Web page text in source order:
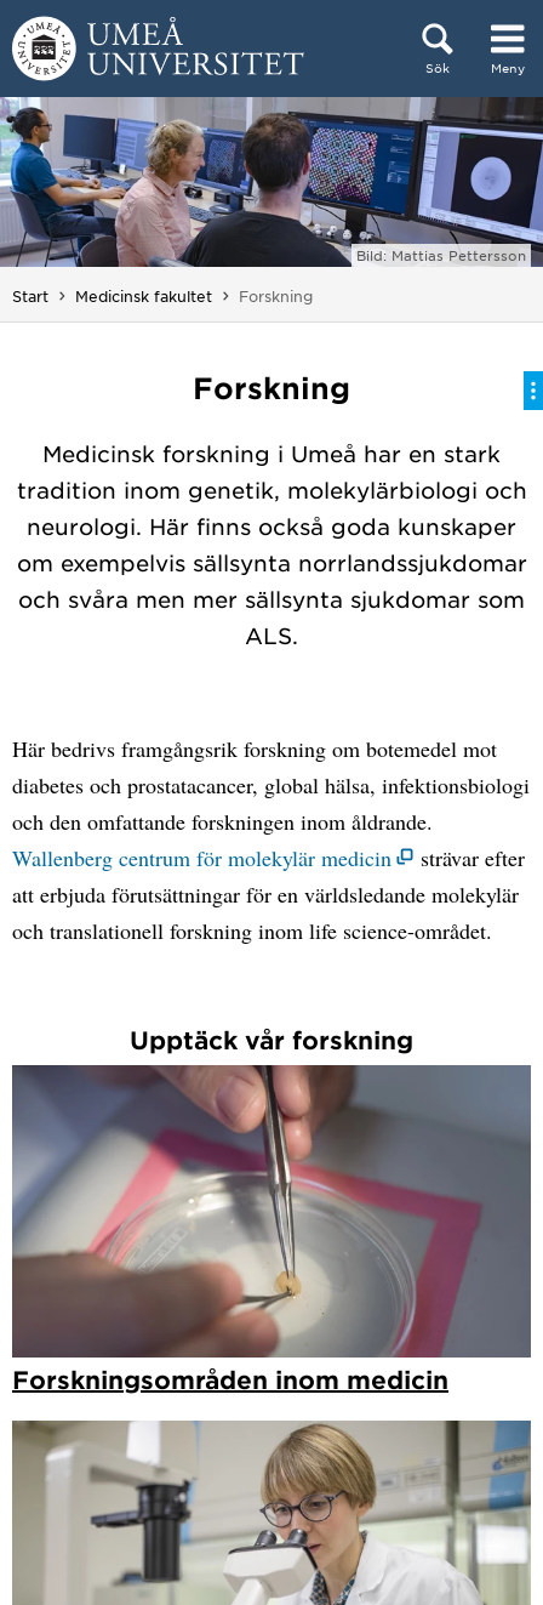
Hoppa direkt till innehållet
Sök Meny
Huvudmenyn dold.
Bild: Mattias Pettersson
Start Medicinsk fakultet Du är här:
Forskning
Forskning
Medicinsk forskning i Umeå har en stark
tradition inom genetik, molekylärbiologi och
neurologi. Här finns också goda kunskaper
om exempelvis sällsynta norrlandssjukdomar
och svåra men mer sällsynta sjukdomar som
ALS.
Här bedrivs framgångsrik forskning om botemedel mot
diabetes och prostatacancer, global hälsa, infektionsbiologi
och den omfattande forskningen inom åldrande.
Wallenberg centrum för molekylär medicin
strävar efter
att erbjuda förutsättningar för en världsledande molekylär
och translationell forskning inom life science-området.
Upptäck vår forskning
Forskningsområden inom medicin